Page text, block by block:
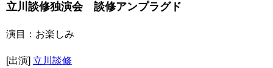
立川談修独演会 談修アンプラグド
演目：お楽しみ
[出演] 立川談修